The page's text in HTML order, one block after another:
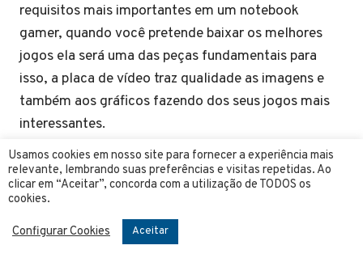
requisitos mais importantes em um notebook
gamer, quando você pretende baixar os melhores
jogos ela será uma das peças fundamentais para
isso, a placa de vídeo traz qualidade as imagens e
também aos gráficos fazendo dos seus jogos mais
interessantes.
Ao comprar um notebook você consumidor deverá
ficar atento a vários detalhes necessários, assim
terá a tranquilidade para jogar e ser bem sucedido
nos jogos, com isso a placa de vídeo fará a
diferença em seu notebook e então recomendamos
Usamos cookies em nosso site para fornecer a experiência mais
relevante, lembrando suas preferências e visitas repetidas. Ao
clicar em “Aceitar”, concorda com a utilização de TODOS os
cookies.
Configurar Cookies Aceitar